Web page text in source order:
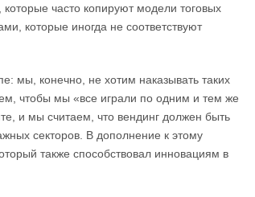
часто копируют модели тоговых
которые иногда не соответствуют
мы, конечно, не хотим наказывать таких
чтобы мы «все играли по одним и тем же
и мы считаем, что вендинг должен быть
секторов. В дополнение к этому
также способствовал инновациям в